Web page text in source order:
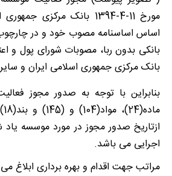
مورخ 11-4-1394 بانک
اساس اساسنامه مصوب خود و در چارچوب
بانکی بدون ربا، مصوبات شورای پول و
بانک مرکزی جمهوری اسلامی ایران و
ماده(24)، مواد(104) و (145) و بند(18)
اجرایی می باشد.
مراتب جهت اقدام و بهره برداری ابلاغ